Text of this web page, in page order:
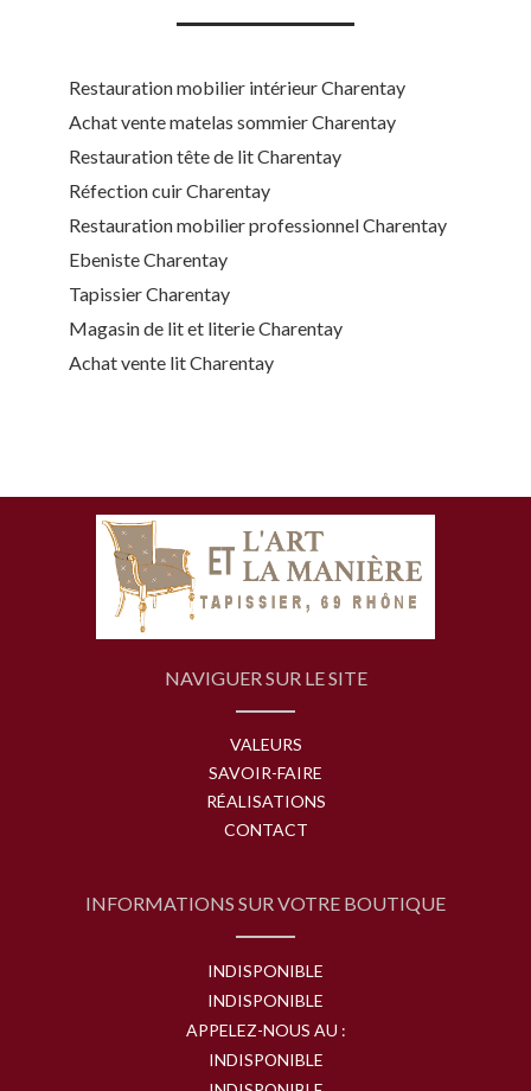
Restauration mobilier intérieur Charentay
Achat vente matelas sommier Charentay
Restauration tête de lit Charentay
Réfection cuir Charentay
Restauration mobilier professionnel Charentay
Ebeniste Charentay
Tapissier Charentay
Magasin de lit et literie Charentay
Achat vente lit Charentay
NAVIGUER SUR LE SITE
VALEURS
SAVOIR-FAIRE
RÉALISATIONS
CONTACT
INFORMATIONS SUR VOTRE BOUTIQUE
INDISPONIBLE
INDISPONIBLE
APPELEZ-NOUS AU :
INDISPONIBLE